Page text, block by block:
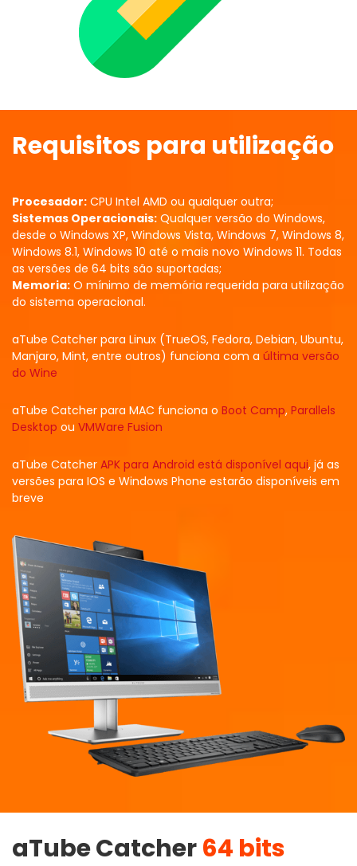
Requisitos para utilização
Procesador: CPU Intel AMD ou qualquer outra;
Sistemas Operacionais: Qualquer versão do Windows,
desde o Windows XP, Windows Vista, Windows 7, Windows 8,
Windows 8.1, Windows 10 até o mais novo Windows 11. Todas
as versões de 64 bits são suportadas;
Memoria: O mínimo de memória requerida para utilização
do sistema operacional.
aTube Catcher para Linux (TrueOS, Fedora, Debian, Ubuntu,
Manjaro, Mint, entre outros) funciona com a última versão
do Wine
aTube Catcher para MAC funciona o Boot Camp, Parallels
Desktop ou VMWare Fusion
aTube Catcher APK para Android está disponível aqui, já as
versões para IOS e Windows Phone estarão disponíveis em
breve
aTube Catcher64 bits